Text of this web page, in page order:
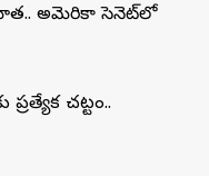
మోత.. అమెరికా సెనెట్‌లో
చట్టం..